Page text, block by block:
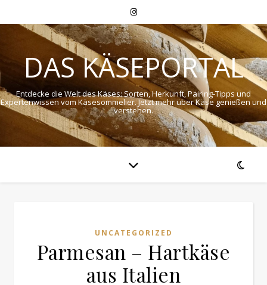
DAS KÄSEPORTAL
Entdecke die Welt des Käses: Sorten, Herkunft, Pairing-Tipps und
Expertenwissen vom Käsesommelier. Jetzt mehr über Käse genießen und
verstehen.
UNCATEGORIZED
Parmesan – Hartkäse
aus Italien